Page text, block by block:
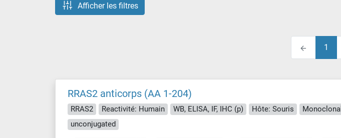
Afficher les filtres
1
RRAS2 anticorps (AA 1-204)
RRAS2 Reactivité: Humain WB, ELISA, IF, IHC (p) Hôte: Souris Monoclonal
unconjugated